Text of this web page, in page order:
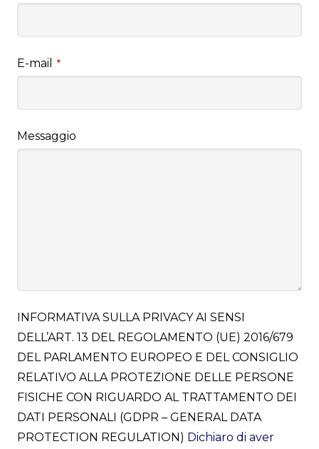
E-mail *
Messaggio
INFORMATIVA SULLA PRIVACY AI SENSI
DELL’ART. 13 DEL REGOLAMENTO (UE) 2016/679
DEL PARLAMENTO EUROPEO E DEL CONSIGLIO
RELATIVO ALLA PROTEZIONE DELLE PERSONE
FISICHE CON RIGUARDO AL TRATTAMENTO DEI
DATI PERSONALI (GDPR – GENERAL DATA
PROTECTION REGULATION) Dichiaro di aver